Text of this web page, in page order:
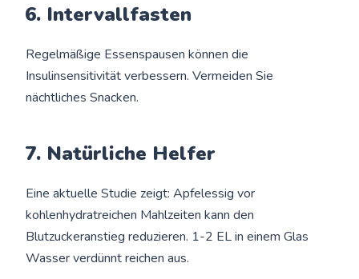
6. Intervallfasten
Regelmäßige Essenspausen können die
Insulinsensitivität verbessern. Vermeiden Sie
nächtliches Snacken.
7. Natürliche Helfer
Eine aktuelle Studie zeigt: Apfelessig vor
kohlenhydratreichen Mahlzeiten kann den
Blutzuckeranstieg reduzieren. 1-2 EL in einem Glas
Wasser verdünnt reichen aus.